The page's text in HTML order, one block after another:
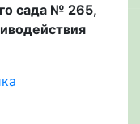
сада № 265,